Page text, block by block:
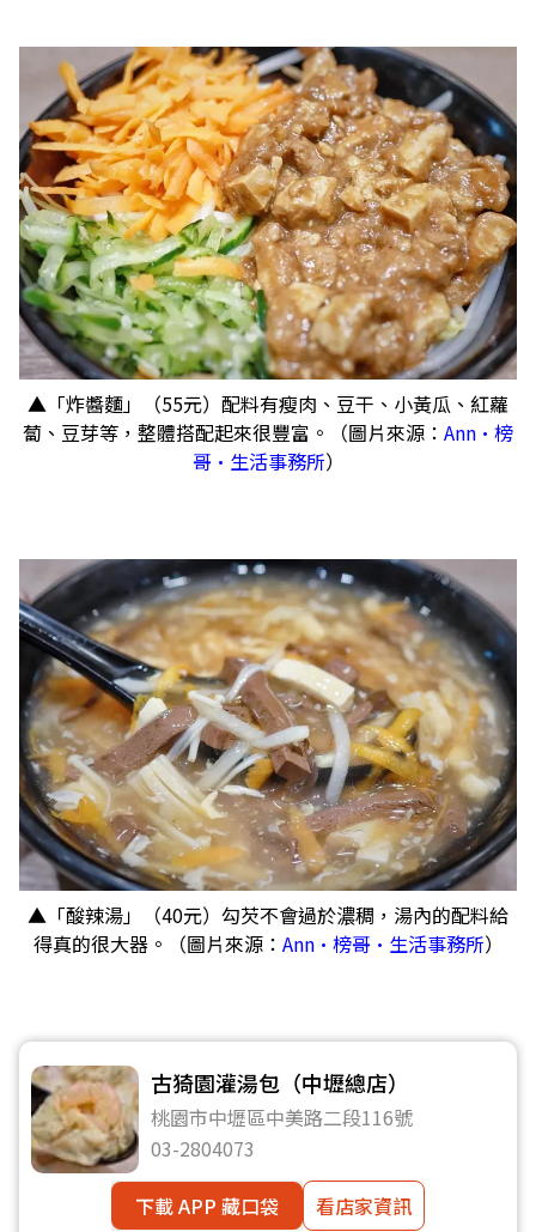
▲「炸醬麵」（55元）配料有瘦肉、豆干、小黃瓜、紅蘿
蔔、豆芽等，整體搭配起來很豐富。（圖片來源： Ann•榜
哥•生活事務所）
▲「酸辣湯」（40元）勾芡不會過於濃稠，湯內的配料給
得真的很大器。（圖片來源： Ann•榜哥•生活事務所）
古猗園灌湯包（中壢總店）
桃園市中壢區中美路二段116號
03-2804073
下載 APP 藏口袋
看店家資訊